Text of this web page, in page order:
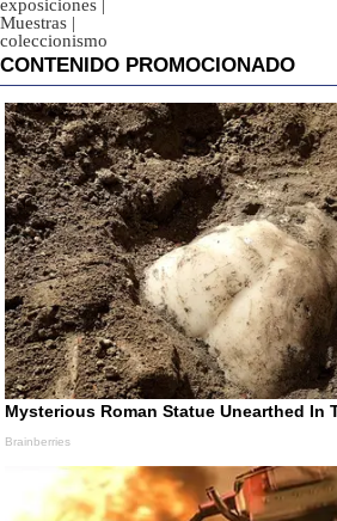
exposiciones |
Muestras |
coleccionismo